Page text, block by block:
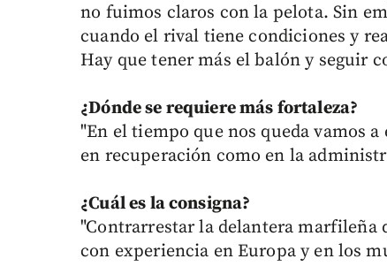
no fuimos claros con la pelota. Sin
cuando el rival tiene condiciones y
Hay que tener más el balón y seguir
¿Dónde se requiere más fortaleza?
"En el tiempo que nos queda vamos
en recuperación como en la
¿Cuál es la consigna?
"Contrarrestar la delantera marfileña
con experiencia en Europa y en los